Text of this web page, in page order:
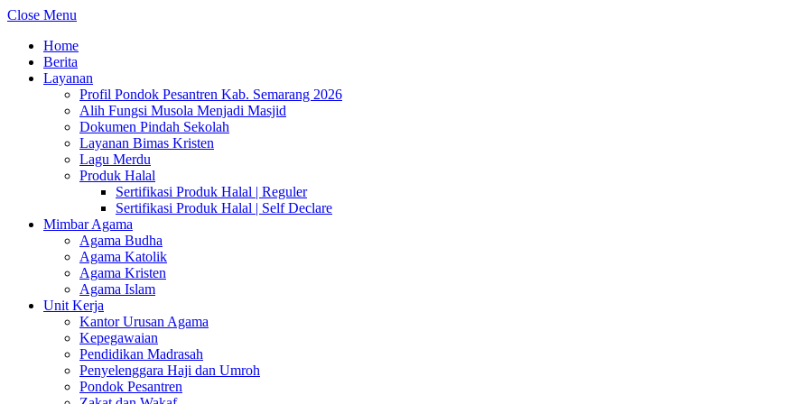
Close Menu
Home
Berita
Layanan
Profil Pondok Pesantren Kab. Semarang 2026
Alih Fungsi Musola Menjadi Masjid
Dokumen Pindah Sekolah
Layanan Bimas Kristen
Lagu Merdu
Produk Halal
Sertifikasi Produk Halal | Reguler
Sertifikasi Produk Halal | Self Declare
Mimbar Agama
Agama Budha
Agama Katolik
Agama Kristen
Agama Islam
Unit Kerja
Kantor Urusan Agama
Kepegawaian
Pendidikan Madrasah
Penyelenggara Haji dan Umroh
Pondok Pesantren